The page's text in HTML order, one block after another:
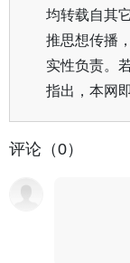
均转载自其
推思想传播
实性负责。
指出，本网
评论（0）